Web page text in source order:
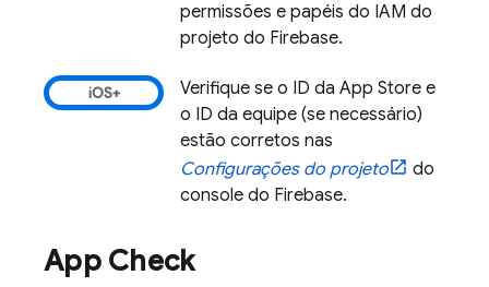
permissões e papéis do IAM do
projeto do Firebase.
Verifique se o ID da App Store e
o ID da equipe (se necessário)
estão corretos nas
Configurações do projeto
do
console do Firebase.
App Check